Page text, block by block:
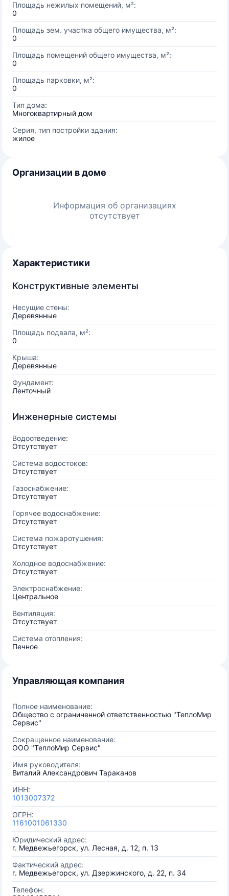
Площадь нежилых помещений, м²:
0
Площадь зем. участка общего имущества, м²:
0
Площадь помещений общего имущества, м²:
0
Площадь парковки, м²:
0
Тип дома:
Многоквартирный дом
Серия, тип постройки здания:
жилое
Организации в доме
Информация об организациях
отсутствует
Характеристики
Конструктивные элементы
Несущие стены:
Деревянные
Площадь подвала, м²:
0
Крыша:
Деревянные
Фундамент:
Ленточный
Инженерные системы
Водоотведение:
Отсутствует
Система водостоков:
Отсутствует
Газоснабжение:
Отсутствует
Горячее водоснабжение:
Отсутствует
Система пожаротушения:
Отсутствует
Холодное водоснабжение:
Отсутствует
Электроснабжение:
Центральное
Вентиляция:
Отсутствует
Система отопления:
Печное
Управляющая компания
Полное наименование:
Общество с ограниченной ответственностью "ТеплоМир
Сервис"
Сокращенное наименование:
ООО "ТеплоМир Сервис"
Имя руководителя:
Виталий Александрович Тараканов
ИНН:
1013007372
ОГРН:
1161001061330
Юридический адрес:
г. Медвежьегорск, ул. Лесная, д. 12, п. 13
Фактический адрес:
г. Медвежьегорск, ул. Дзержинского, д. 22, п. 34
Телефон: